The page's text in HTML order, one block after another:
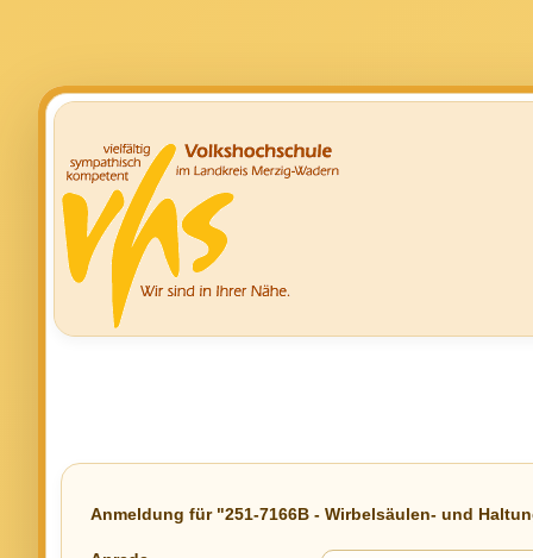
Anmeldung für "251-7166B - Wirbelsäulen- und